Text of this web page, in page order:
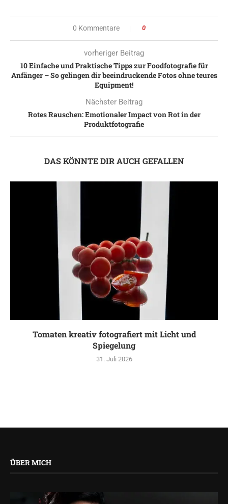
0 Kommentare 0
vorheriger Beitrag
10 Einfache und Praktische Tipps zur Foodfotografie für
Anfänger – So gelingen dir beeindruckende Fotos ohne teures
Equipment!
Nächster Beitrag
Rotes Rauschen: Emotionaler Impact von Rot in der
Produktfotografie
DAS KÖNNTE DIR AUCH GEFALLEN
Tomaten kreativ fotografiert mit Licht und
Spiegelung
31. Juli 2026
ÜBER MICH